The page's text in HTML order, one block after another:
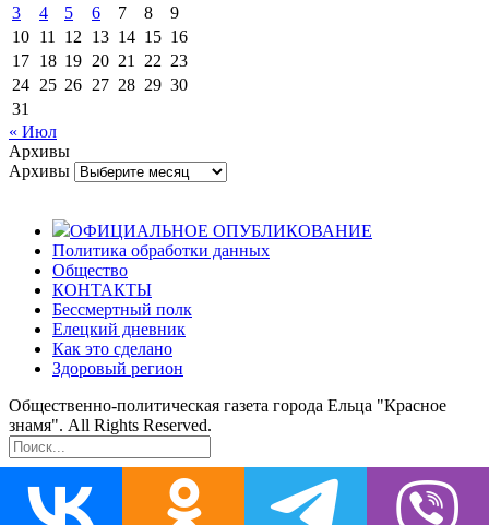
3
4 5 6 7 8
9
10 11 12 13 14 15 16
17 18 19 20 21 22 23
24 25 26 27 28 29 30
31
« Июл
Архивы
Архивы
ОФИЦИАЛЬНОЕ ОПУБЛИКОВАНИЕ
Политика обработки данных
Общество
КОНТАКТЫ
Бессмертный полк
Елецкий дневник
Как это сделано
Здоровый регион
Общественно-политическая газета города Ельца "Красное
знамя". All Rights Reserved.